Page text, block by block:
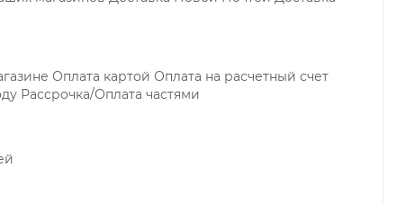
Оплата картой Оплата на расчетный счет
Рассрочка/Оплата частями